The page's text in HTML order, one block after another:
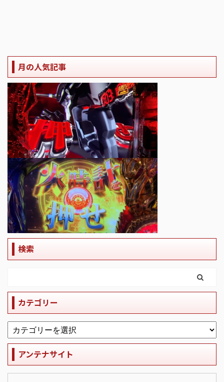
月の人気記事
検索
カテゴリー
アンテナサイト